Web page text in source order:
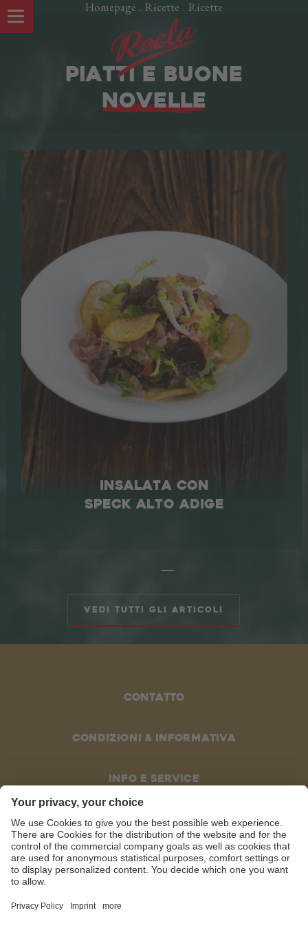
Homepage . Ricette . Ricette
LE NOSTRE SPECIALITÀ
Salamini affumicati
Würstel
Crudi
Piatti pronti
Ricette
Produzione dello Speck
UNA STORIA DI FAMIGLIA
AREA TRADE
DE EN
Il magazine
PIATTI E BUONE
NOVELLE
INSALATA CON
SPECK ALTO ADIGE
Vedi tutti gli articoli
Contatto
Condizioni & informativa
Info e service
SOCIAL MEDIA